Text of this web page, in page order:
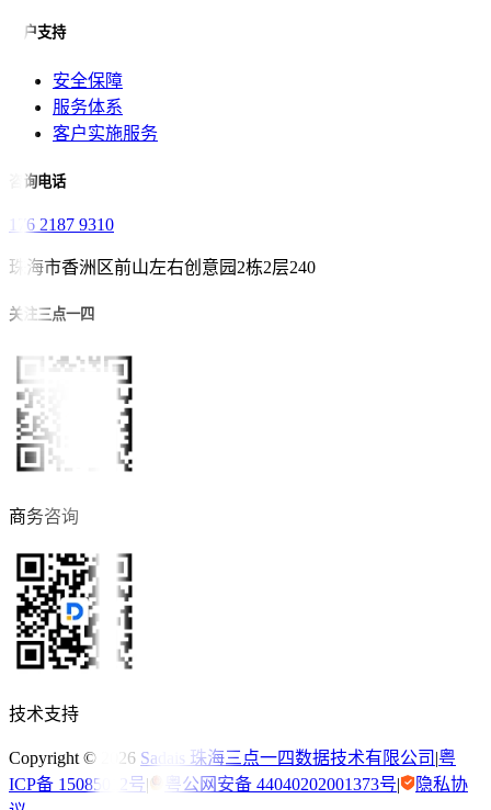
客户支持
安全保障
服务体系
客户实施服务
咨询电话
176 2187 9310
珠海市香洲区前山左右创意园2栋2层240
关注三点一四
商务咨询
技术支持
Copyright © 2026 Sadais 珠海三点一四数据技术有限公司 |粤
ICP备 15085012号| 粤公网安备 44040202001373号|
隐私协